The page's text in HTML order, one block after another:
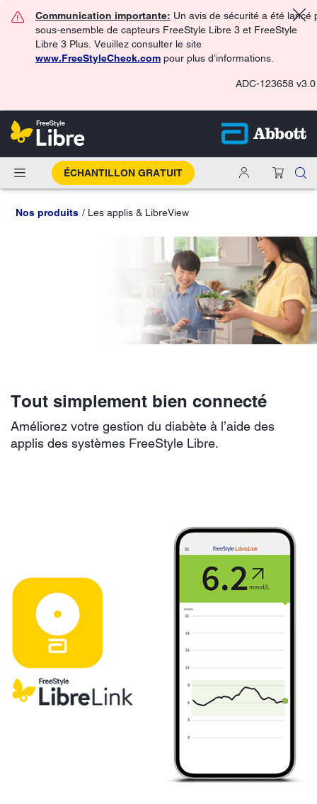
Communication importante: Un avis de sécurité a été lancé
sous-ensemble de capteurs FreeStyle Libre 3 et FreeStyle
Libre 3 Plus. Veuillez consulter le site
www.FreeStyleCheck.com pour plus d’informations.
ADC-123658 v3.0
ÉCHANTILLON GRATUIT
Nos produits Les applis & LibreView
Tout simplement bien connecté
Améliorez votre gestion du diabète à l’aide des
applis des systèmes FreeStyle Libre.